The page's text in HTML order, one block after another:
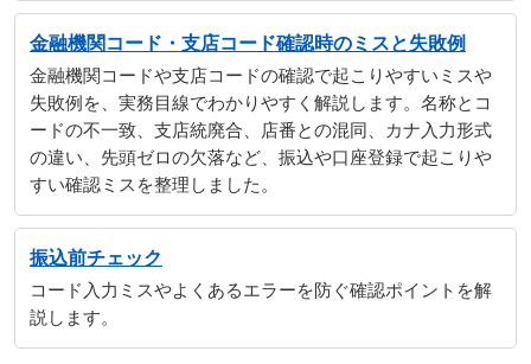
金融機関コード・支店コード確認時のミスと失敗例
金融機関コードや支店コードの確認で起こりやすいミスや
失敗例を、実務目線でわかりやすく解説します。名称とコ
ードの不一致、支店統廃合、店番との混同、カナ入力形式
の違い、先頭ゼロの欠落など、振込や口座登録で起こりや
すい確認ミスを整理しました。
振込前チェック
コード入力ミスやよくあるエラーを防ぐ確認ポイントを解
説します。